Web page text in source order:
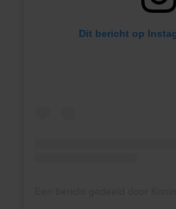
Dit bericht op